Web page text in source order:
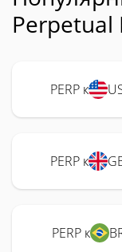
Perpetual
PERP к
PERP к
PERP к